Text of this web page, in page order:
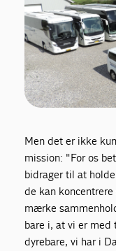
Men det er ikke
mission: "For os
bidrager til at
de kan
mærke
bare i, at vi er med
dyrebare, vi har i